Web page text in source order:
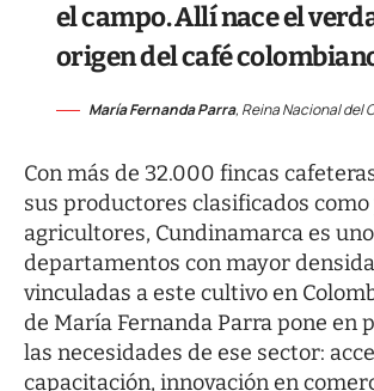
el campo. Allí nace el
origen del café
María Fernanda Parra, Reina Nacional del
Con más de 32.000 fincas
sus productores clasificados como
agricultores, Cundinamarca es
departamentos con mayor
vinculadas a este cultivo en
de María Fernanda Parra pone en
las necesidades de ese sector:
capacitación, innovación en